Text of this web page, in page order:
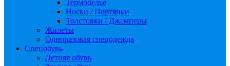
Термобелье
Носки / Портянки
Толстовки / Джемперы
Жилеты
Одноразовая спецодежда
Спецобувь
Летняя обувь